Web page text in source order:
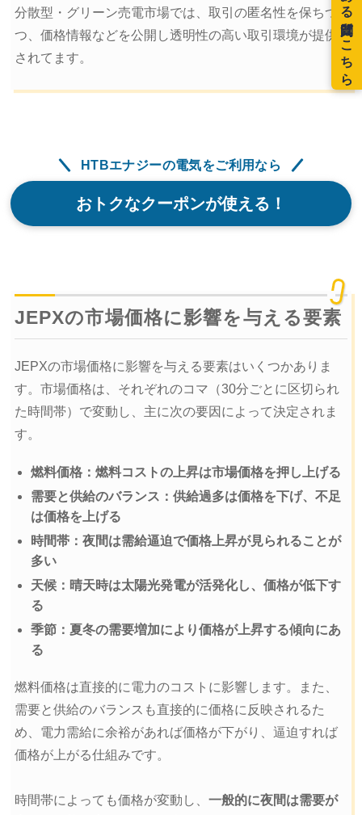
分散型・グリーン売電市場では、取引の匿名性を保ちつ
つ、価格情報などを公開し透明性の高い取引環境が提供
されてます。
HTBエナジーの電気をご利用なら
おトクなクーポンが使える！
JEPXの市場価格に影響を与える要素
JEPXの市場価格に影響を与える要素はいくつかありま
す。市場価格は、それぞれのコマ（30分ごとに区切られ
た時間帯）で変動し、主に次の要因によって決定されま
す。
燃料価格：燃料コストの上昇は市場価格を押し上げる
需要と供給のバランス：供給過多は価格を下げ、不足
は価格を上げる
時間帯：夜間は需給逼迫で価格上昇が見られることが
多い
天候：晴天時は太陽光発電が活発化し、価格が低下す
る
季節：夏冬の需要増加により価格が上昇する傾向にあ
る
燃料価格は直接的に電力のコストに影響します。また、
需要と供給のバランスも直接的に価格に反映されるた
め、電力需給に余裕があれば価格が下がり、逼迫すれば
価格が上がる仕組みです。
時間帯によっても価格が変動し、 一般的に夜間は需要が